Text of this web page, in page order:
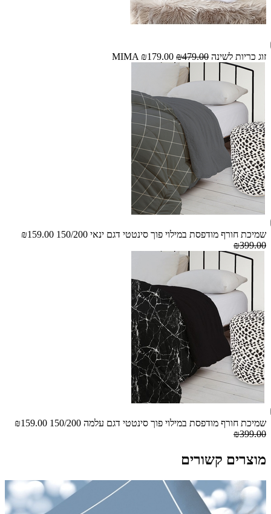
זוג כריות לשינה MIMA ₪179.00 ₪479.00
שמיכת חורף מודפסת במילוי פוך סינטטי דגם ינאי 150/200
₪159.00
₪399.00
שמיכת חורף מודפסת במילוי פוך סינטטי דגם עלמה 150/200
₪159.00
₪399.00
מוצרים קשורים